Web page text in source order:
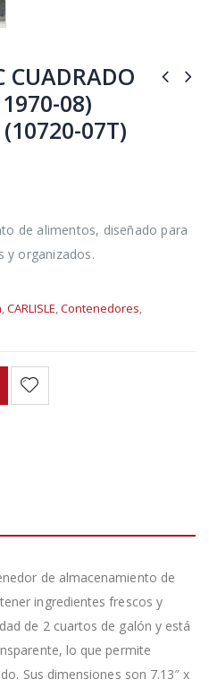
CUADRADO
08)
07T)
de alimentos, diseñado para
y organizados.
,CARLISLE,Contenedores,
de almacenamiento de
ingredientes frescos y
de 2 cuartos de galón y está
lo que permite
Sus dimensiones son 7.13″ x